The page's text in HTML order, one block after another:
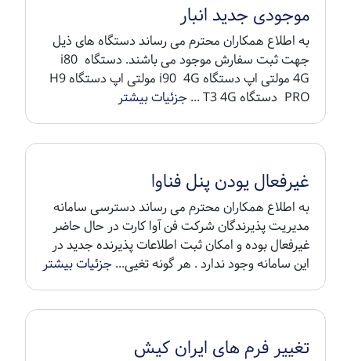
موجودی جدید انبار
به اطلاع همکاران محترم می رساند دستگاه های ذیل
جهت ثبت سفارش موجود می باشند. دستگاه i80
4G مولتی اپ دستگاه i90 4G مولتی اپ دستگاه H9
PRO دستگاه T3 4G ...
جزئیات بیشتر
غیرفعال یودن پنل فناوا
به اطلاع همکاران محترم می رساند دسترسی سامانه
مدیریت پذیرندگان شرکت فن آوا کارت در حال حاضر
غیرفعال بوده و امکان ثبت اطلاعات پذیرنده جدید در
این سامانه وجود ندارد . هر گونه تغیی...جزئیات بیشتر
تغییر فرم های ایران کیش